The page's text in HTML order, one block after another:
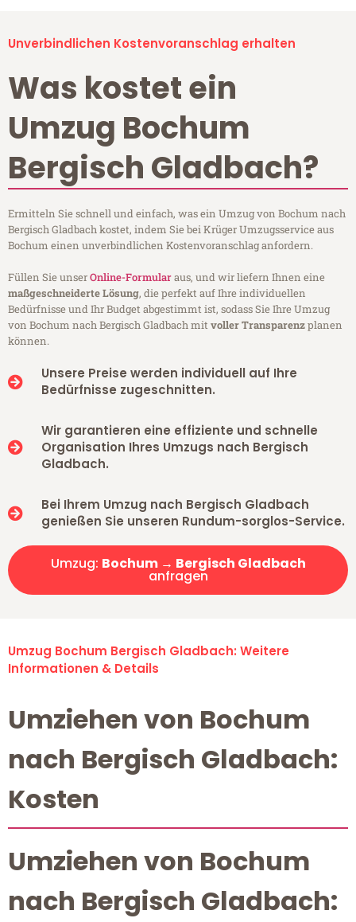
Unverbindlichen Kostenvoranschlag erhalten
Was kostet ein
Umzug Bochum
Bergisch Gladbach?
Ermitteln Sie schnell und einfach, was ein Umzug von Bochum nach
Bergisch Gladbach kostet, indem Sie bei Krüger Umzugsservice aus
Bochum einen unverbindlichen Kostenvoranschlag anfordern.
Füllen Sie unserOnline-Formularaus, und wir liefern Ihnen eine
maßgeschneiderte Lösung, die perfekt auf Ihre individuellen
Bedürfnisse und Ihr Budget abgestimmt ist, sodass Sie Ihre Umzug
von Bochum nach Bergisch Gladbach mitvoller Transparenzplanen
können.
Unsere Preise werden individuell auf Ihre
Bedürfnisse zugeschnitten.
Wir garantieren eine effiziente und schnelle
Organisation Ihres Umzugs nach Bergisch
Gladbach.
Bei Ihrem Umzug nach Bergisch Gladbach
genießen Sie unseren Rundum-sorglos-Service.
Umzug: Bochum → Bergisch Gladbach
anfragen
Umzug Bochum Bergisch Gladbach: Weitere
Informationen & Details
Umziehen von Bochum
nach Bergisch Gladbach:
Kosten
Umziehen von Bochum
nach Bergisch Gladbach: